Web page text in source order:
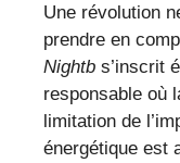
Une révolution
prendre en
Nightb s’inscrit
responsable où
limitation de
énergétique est